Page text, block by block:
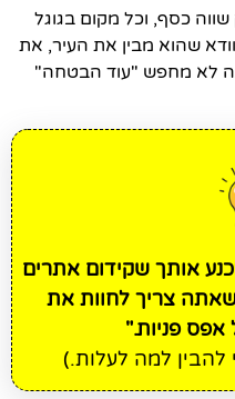
כסף, וכל מקום בגוגל
שהוא מבין את העיר, את
לא מחפש "עוד הבטחה"
אותך שקידום אתרים
צריך לחוות את
אפס פניות."
להבין למה לעלות.)